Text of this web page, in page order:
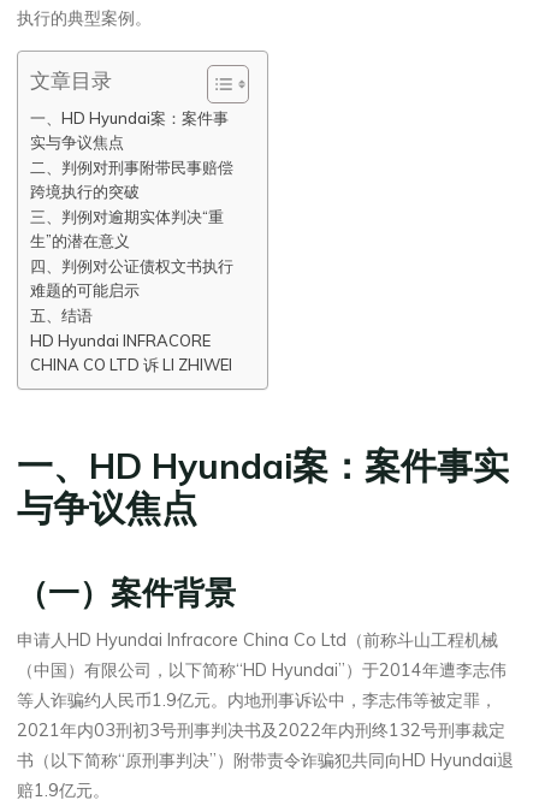
执行的典型案例。
文章目录
一、HD Hyundai案：案件事
实与争议焦点
二、判例对刑事附带民事赔偿
跨境执行的突破
三、判例对逾期实体判决“重
生”的潜在意义
四、判例对公证债权文书执行
难题的可能启示
五、结语
HD Hyundai INFRACORE
CHINA CO LTD 诉 LI ZHIWEI
一、HD Hyundai案：案件事实
与争议焦点
（一）案件背景
申请人HD Hyundai Infracore China Co Ltd（前称斗山工程机械
（中国）有限公司，以下简称“HD Hyundai”）于2014年遭李志伟
等人诈骗约人民币1.9亿元。内地刑事诉讼中，李志伟等被定罪，
2021年内03刑初3号刑事判决书及2022年内刑终132号刑事裁定
书（以下简称“原刑事判决”）附带责令诈骗犯共同向HD Hyundai退
赔1.9亿元。